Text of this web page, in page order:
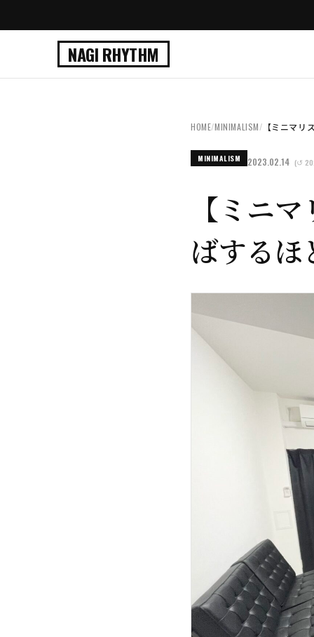
NAGI RHYTHM
HOME/MINIMALISM/ 【ミニマリ
MINIMALISM 2023.02.14 (↺
【ミニ
ばする